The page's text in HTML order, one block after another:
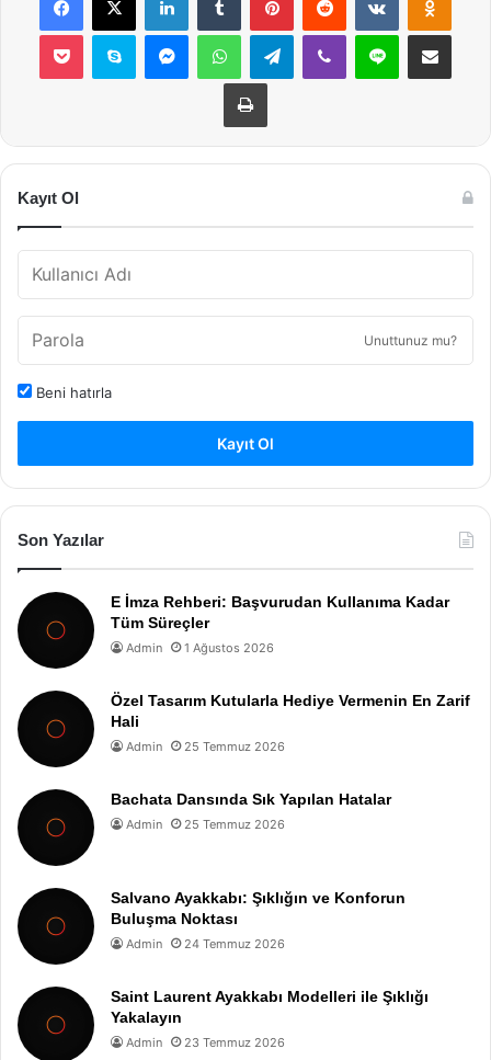
Pocket Skype MessengerWhatsAppTelegramViber Line E-Posta ile
Yazdır
Kayıt Ol
Unuttunuz mu?
Beni hatırla
Kayıt Ol
Son Yazılar
E İmza Rehberi: Başvurudan Kullanıma Kadar
Tüm Süreçler
Admin 1 Ağustos 2026
Özel Tasarım Kutularla Hediye Vermenin En Zarif
Hali
Admin 25 Temmuz 2026
Bachata Dansında Sık Yapılan Hatalar
Admin 25 Temmuz 2026
Salvano Ayakkabı: Şıklığın ve Konforun
Buluşma Noktası
Admin 24 Temmuz 2026
Saint Laurent Ayakkabı Modelleri ile Şıklığı
Yakalayın
Admin 23 Temmuz 2026